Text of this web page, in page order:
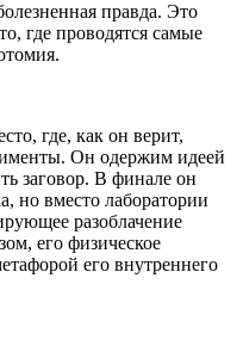
правда. Это
где проводятся самые
где, как он верит,
Он одержим идеей
заговор. В финале он
но вместо лаборатории
разоблачение
его физическое
его внутреннего